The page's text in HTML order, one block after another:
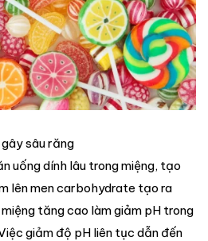
sâu răng
uống dính lâu trong miệng, tạo
lên men carbohydrate tạo ra
tăng cao làm giảm pH trong
giảm độ pH liên tục dẫn đến